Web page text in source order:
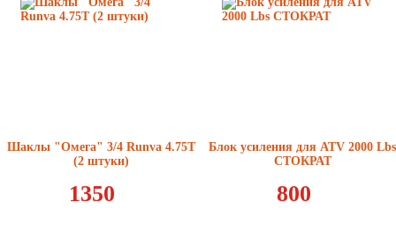
Шаклы "Омега" 3/4 Runva 4.75T
(2 штуки)
1350
Блок усиления для ATV 2000 Lbs
СТОКРАТ
800